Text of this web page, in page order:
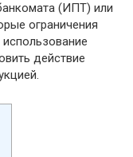
(ИПТ) или
ограничения
действие